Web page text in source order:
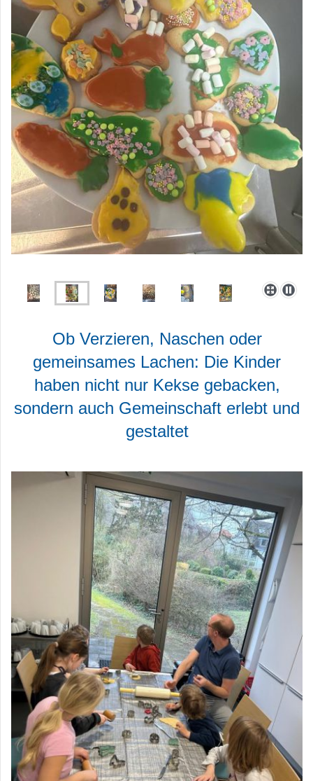
Ob Verzieren, Naschen oder
gemeinsames Lachen: Die Kinder
haben nicht nur Kekse gebacken,
sondern auch Gemeinschaft erlebt und
gestaltet